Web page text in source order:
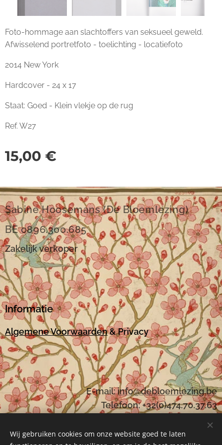
Foto-hommage aan slachtoffers van seksueel geweld.
Afwisselend portretfoto - toelichting - locatiefoto
2014 New York
Hardcover - 24 x 17
Staat: Goed - Klein vlekje op de rug
Ref. W27
15,00 €
Sabine Hoosemans (De Bloemlezing)
BE 0896.300.685
Zakelijk verkoper
Informatie
Algemene Voorwaarden& Privacy
E-mail:info@debloemlezing.be
Telefoon: +32(0)474.70.37.63
Wij gebruiken cookies om onze website goed te laten